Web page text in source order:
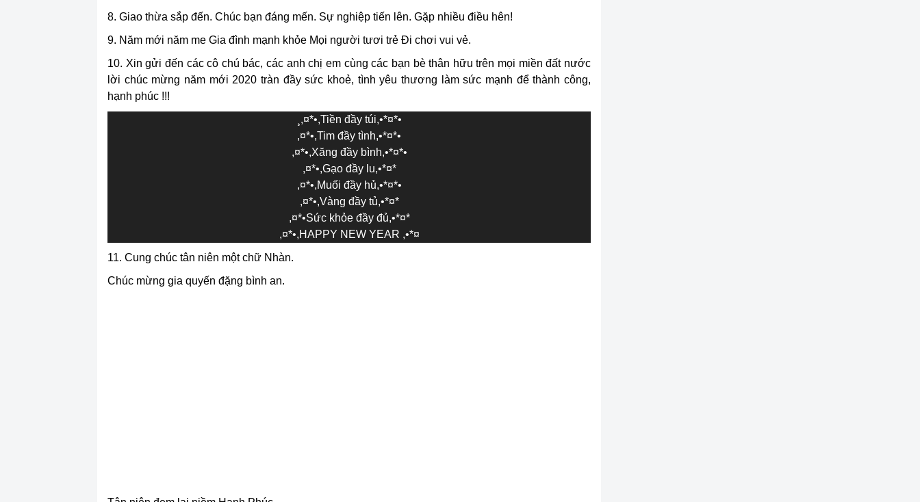
8. Giao thừa sắp đến. Chúc bạn đáng mến. Sự nghiệp tiến lên. Gặp nhiều điều hên!
9. Năm mới năm me Gia đình mạnh khỏe Mọi người tươi trẻ Đi chơi vui vẻ.
10. Xin gửi đến các cô chú bác, các anh chị em cùng các bạn bè thân hữu trên mọi miền đất nước
lời chúc mừng năm mới 2020 tràn đầy sức khoẻ, tình yêu thương làm sức mạnh để thành công,
hạnh phúc !!!
¸,¤*•,Tiền đầy túi,•*¤*•
,¤*•,Tim đầy tình,•*¤*•
,¤*•,Xăng đầy bình,•*¤*•
,¤*•,Gạo đầy lu,•*¤*
,¤*•,Muối đầy hủ,•*¤*•
,¤*•,Vàng đầy tủ,•*¤*
,¤*•Sức khỏe đầy đủ,•*¤*
,¤*•,HAPPY NEW YEAR ,•*¤
11. Cung chúc tân niên một chữ Nhàn.
Chúc mừng gia quyến đặng bình an.